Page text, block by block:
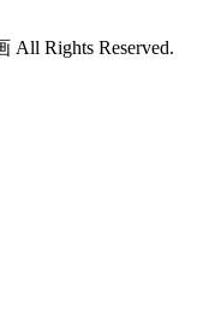
All Rights Reserved.